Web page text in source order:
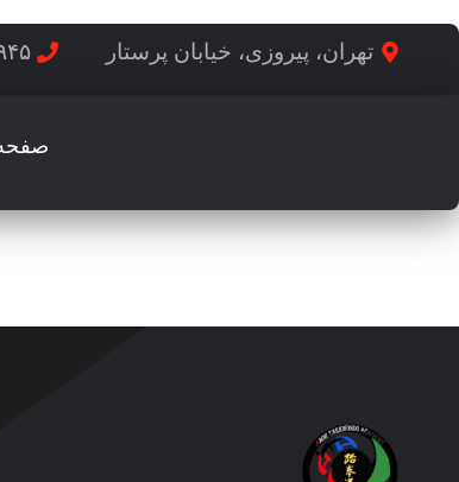
تهران، پیروزی، خیابان پرستار